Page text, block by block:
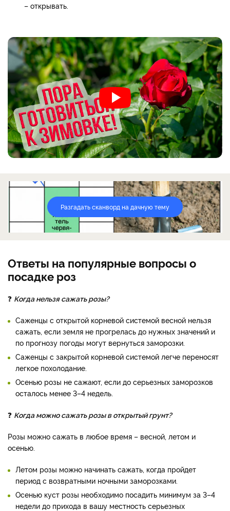
– открывать.
Разгадать сканворд на дачную тему
Ответы на популярные вопросы о
посадке роз
❓ Когда нельзя сажать розы?
Саженцы с открытой корневой системой весной нельзя
сажать, если земля не прогрелась до нужных значений и
по прогнозу погоды могут вернуться заморозки.
Саженцы с закрытой корневой системой легче переносят
легкое похолодание.
Осенью розы не сажают, если до серьезных заморозков
осталось менее 3–4 недель.
❓ Когда можно сажать розы в открытый грунт?
Розы можно сажать в любое время – весной, летом и
осенью.
Летом розы можно начинать сажать, когда пройдет
период с возвратными ночными заморозками.
Осенью куст розы необходимо посадить минимум за 3–4
недели до прихода в вашу местность серьезных